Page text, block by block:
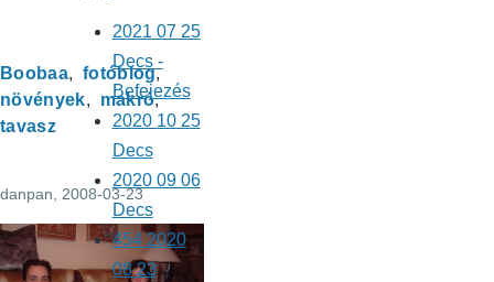
Boobaa
fotóblog
növények
makró
tavasz
danpan , 2008-03-23
2021 07 25
Decs -
Befejezés
2020 10 25
Decs
2020 09 06
Decs
454 2020
08 23